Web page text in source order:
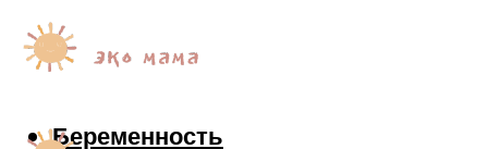
Беременность